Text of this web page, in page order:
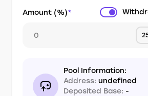
Amount (%)*
Pool Information:
Address:undefined
Deposited Base: -